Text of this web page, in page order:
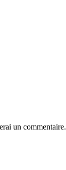
un commentaire.